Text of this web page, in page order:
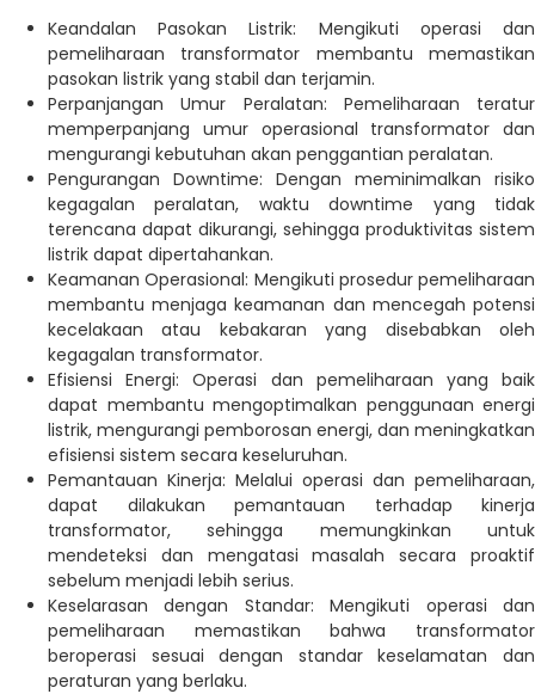
Keandalan Pasokan Listrik: Mengikuti operasi dan
pemeliharaan transformator membantu memastikan
pasokan listrik yang stabil dan terjamin.
Perpanjangan Umur Peralatan: Pemeliharaan teratur
memperpanjang umur operasional transformator dan
mengurangi kebutuhan akan penggantian peralatan.
Pengurangan Downtime: Dengan meminimalkan risiko
kegagalan peralatan, waktu downtime yang tidak
terencana dapat dikurangi, sehingga produktivitas sistem
listrik dapat dipertahankan.
Keamanan Operasional: Mengikuti prosedur pemeliharaan
membantu menjaga keamanan dan mencegah potensi
kecelakaan atau kebakaran yang disebabkan oleh
kegagalan transformator.
Efisiensi Energi: Operasi dan pemeliharaan yang baik
dapat membantu mengoptimalkan penggunaan energi
listrik, mengurangi pemborosan energi, dan meningkatkan
efisiensi sistem secara keseluruhan.
Pemantauan Kinerja: Melalui operasi dan pemeliharaan,
dapat dilakukan pemantauan terhadap kinerja
transformator, sehingga memungkinkan untuk
mendeteksi dan mengatasi masalah secara proaktif
sebelum menjadi lebih serius.
Keselarasan dengan Standar: Mengikuti operasi dan
pemeliharaan memastikan bahwa transformator
beroperasi sesuai dengan standar keselamatan dan
peraturan yang berlaku.